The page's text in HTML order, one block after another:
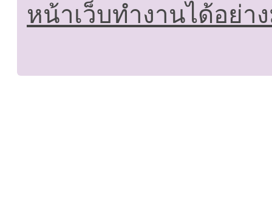
หน้าเว็บทำงานได้อย่า